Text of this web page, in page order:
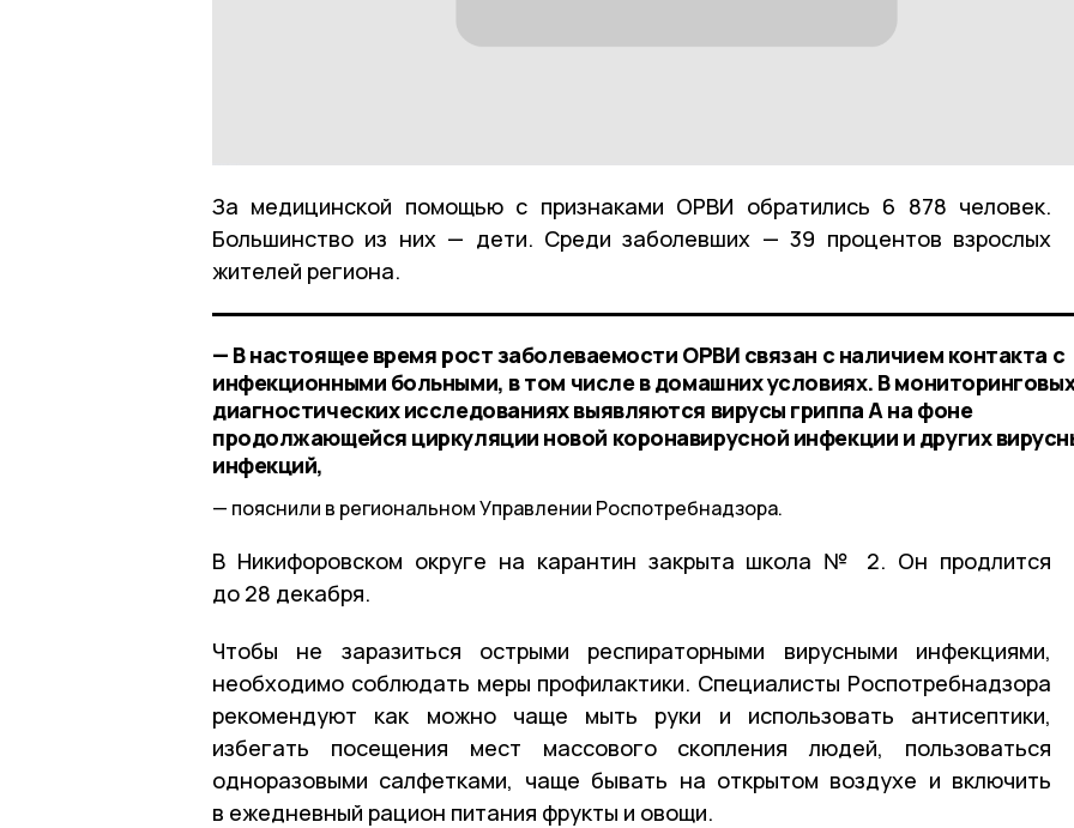
За медицинской помощью с признаками ОРВИ обратились 6 878 человек.
Большинство из них — дети. Среди заболевших — 39 процентов взрослых
жителей региона.
— В настоящее время рост заболеваемости ОРВИ связан с наличием контакта с
инфекционными больными, в том числе в домашних условиях. В
диагностических исследованиях выявляются вирусы гриппа А на фоне
продолжающейся циркуляции новой коронавирусной инфекции и других
инфекций,
пояснили в региональном Управлении Роспотребнадзора.
В Никифоровском округе на карантин закрыта школа № 2. Он продлится
до 28 декабря.
Чтобы не заразиться острыми респираторными вирусными инфекциями,
необходимо соблюдать меры профилактики. Специалисты Роспотребнадзора
рекомендуют как можно чаще мыть руки и использовать антисептики,
избегать посещения мест массового скопления людей, пользоваться
одноразовыми салфетками, чаще бывать на открытом воздухе и включить
в ежедневный рацион питания фрукты и овощи.